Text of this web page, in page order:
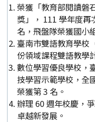
榮獲「教育部閱讀磐
獎」， 111 學年度再
名，飛盤隊榮獲國小
臺南市雙語教育學校
份領域課程雙語教學
數位學習優良學校，
技學習示範學校，全
榮獲第 3 名。
辦理 60 週年校慶，
卓越新發展。